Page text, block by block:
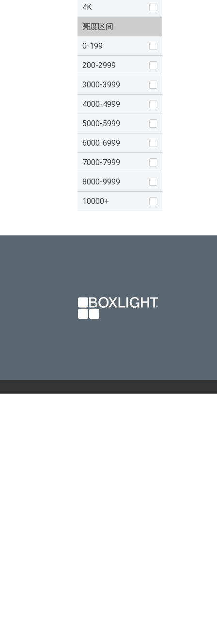
4K
亮度区间
0-199
200-2999
3000-3999
4000-4999
5000-5999
6000-6999
7000-7999
8000-9999
10000+